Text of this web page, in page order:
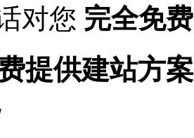
对您 完全免费
提供建站方